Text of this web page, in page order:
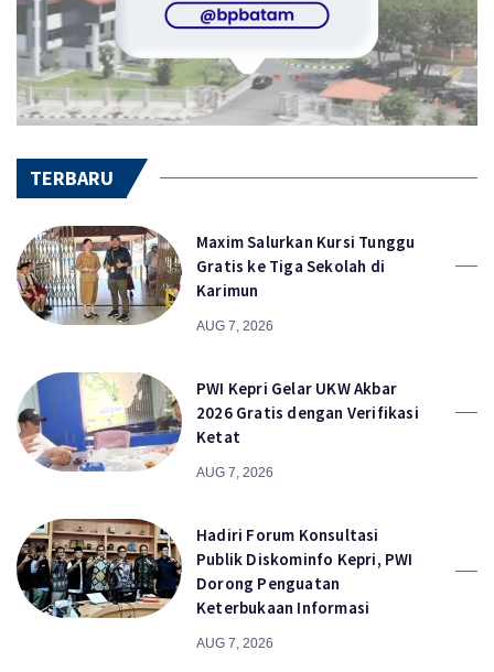
TERBARU
Maxim Salurkan Kursi Tunggu
Gratis ke Tiga Sekolah di
Karimun
AUG 7, 2026
PWI Kepri Gelar UKW Akbar
2026 Gratis dengan Verifikasi
Ketat
AUG 7, 2026
Hadiri Forum Konsultasi
Publik Diskominfo Kepri, PWI
Dorong Penguatan
Keterbukaan Informasi
AUG 7, 2026